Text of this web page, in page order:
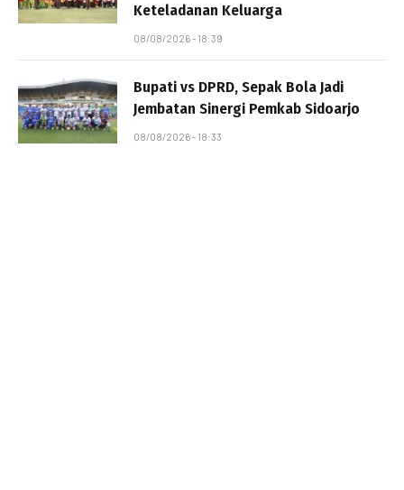
Keteladanan Keluarga
08/08/2026 - 18:39
Bupati vs DPRD, Sepak Bola Jadi
Jembatan Sinergi Pemkab Sidoarjo
08/08/2026 - 18:33